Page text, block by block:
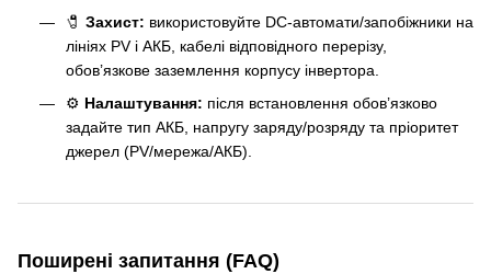
🧷 Захист: використовуйте DC-автомати/запобіжники на
лініях PV і АКБ, кабелі відповідного перерізу,
обов’язкове заземлення корпусу інвертора.
⚙️ Налаштування: після встановлення обов’язково
задайте тип АКБ, напругу заряду/розряду та пріоритет
джерел (PV/мережа/АКБ).
Поширені запитання (FAQ)